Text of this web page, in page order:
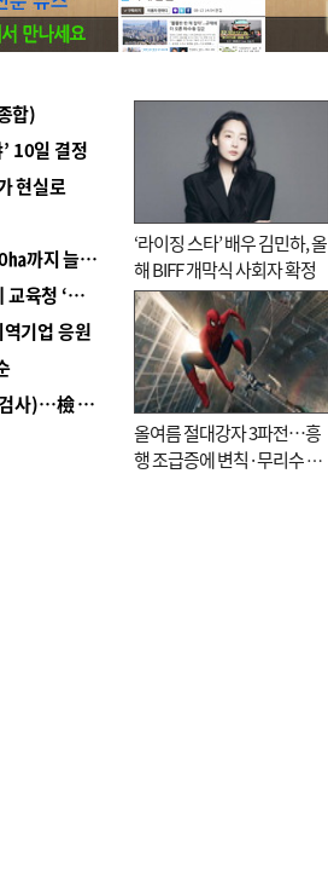
합)
10일 결정
현실로
■ 경남 농정 비전 ‘잘 사는 농촌’…스마트팜 1000㏊까지 늘린다
■ 교육혁신선도지 공모 코앞인데…구·군 난색에 교육청 ‘쩔쩔’
기업 응원
■ 검사 신분 버리고 직급하향(10년 이하 저연차 검사)…檢 중수청행 기피
‘라이징 스타’ 배우 김민하, 올
해 BIFF 개막식 사회자 확정
올여름 절대강자 3파전…흥
행 조급증에 변칙·무리수 마